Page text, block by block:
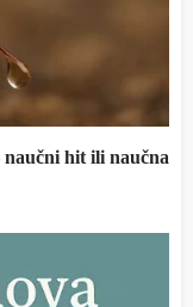
hit ili naučna